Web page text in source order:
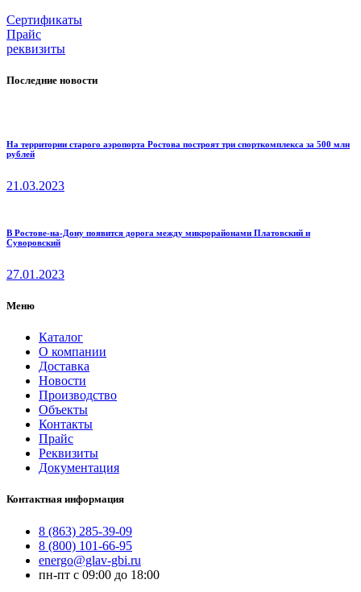
Cертификаты
Прайс
реквизиты
Последние новости
На территории старого аэропорта Ростова построят три спорткомплекса за 500 млн
рублей
21.03.2023
В Ростове-на-Дону появится дорога между микрорайонами Платовский и
Суворовский
27.01.2023
Меню
Каталог
О компании
Доставка
Новости
Производство
Объекты
Контакты
Прайс
Реквизиты
Документация
Контактная информация
8 (863) 285-39-09
8 (800) 101-66-95
energo@glav-gbi.ru
пн-пт с 09:00 до 18:00